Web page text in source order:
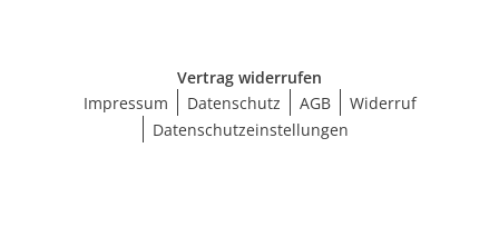
Vertrag widerrufen
Impressum
Datenschutz AGB
Widerruf
Datenschutzeinstellungen